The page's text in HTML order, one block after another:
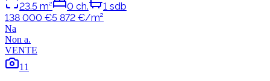
23.5 m² 0 ch. 1 sdb
138 000 €5 872 €/m²
Na
Non a.
VENTE
11